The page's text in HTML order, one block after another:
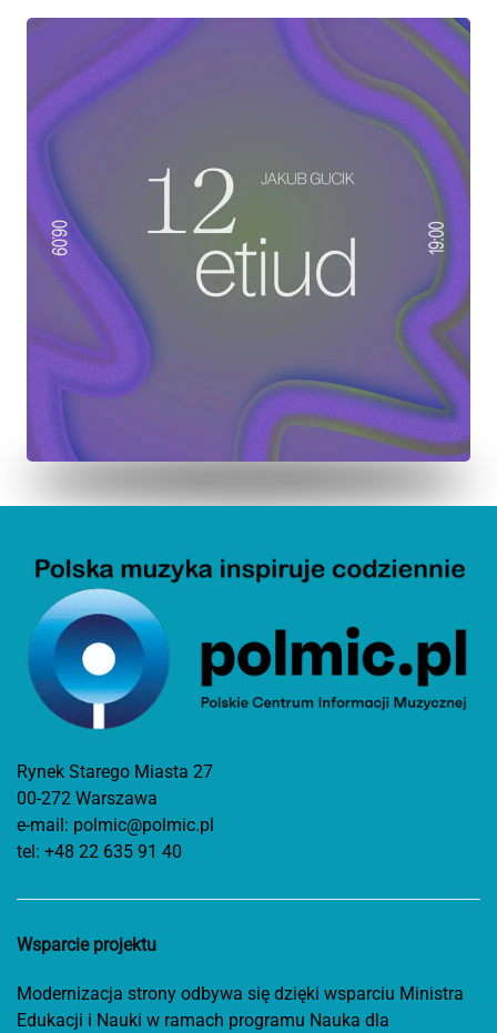
Rynek Starego Miasta 27
00-272 Warszawa
e-mail: polmic@polmic.pl
tel: +48 22 635 91 40
Wsparcie projektu
Modernizacja strony odbywa się dzięki wsparciu Ministra
Edukacji i Nauki w ramach programu Nauka dla